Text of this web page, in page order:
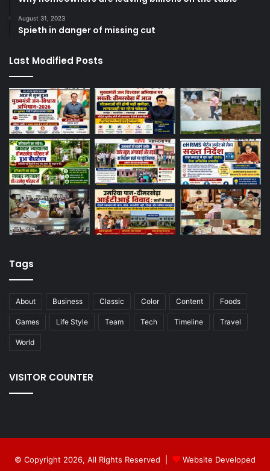
August 31, 2023
Spieth in danger of missing cut
Last Modified Posts
Tags
About Business Classic Color Content Foods
Games Life Style Team Tech Timeline Travel
World
VISITOR COUNTER
© Copyright 2026, All Rights Reserved | Website Developed